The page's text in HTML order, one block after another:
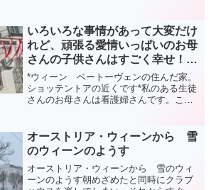
レッスンで受けた細かい指導をすべて書
き込んで、自宅で練習して...
いろいろな事情があって大変だけ
れど、頑張る愛情いっぱいのお母
さんの子供さんはすごく幸せ！、
な件
*ウィーン ベートーヴェンの住んだ家。
ショッテントアの近くです*私のある生徒
さんのお母さんは看護婦さんです。この
いわゆる、「センスの良い子・教えがい
のある子」です。なに...
オーストリア・ウィーンから 雪
のウィーンのようす
オーストリア・ウィーンから 雪のウィ
ーンのようす朝めざめたと同時にクラブ